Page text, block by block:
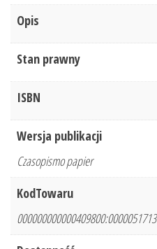
Opis
Stan prawny
ISBN
Wersja publikacji
Czasopismo papier
KodTowaru
000000000000409800:0000051713